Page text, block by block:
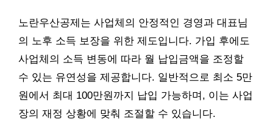
노란우산공제는 사업체의 안정적인 경영과 대표님
의 노후 소득 보장을 위한 제도입니다. 가입 후에도
사업체의 소득 변동에 따라 월 납입금액을 조정할
수 있는 유연성을 제공합니다. 일반적으로 최소 5만
원에서 최대 100만원까지 납입 가능하며, 이는 사업
장의 재정 상황에 맞춰 조절할 수 있습니다.